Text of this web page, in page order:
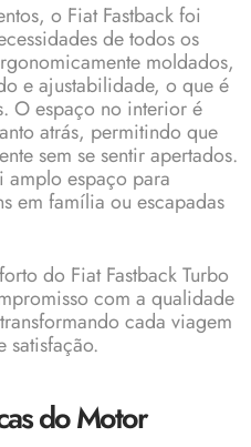
o Fiat Fastback foi
de todos os
moldados,
e ajustabilidade, o que é
O espaço no interior é
atrás, permitindo que
sem se sentir apertados.
amplo espaço para
em família ou escapadas
do Fiat Fastback Turbo
com a qualidade
cada viagem
satisfação.
do Motor